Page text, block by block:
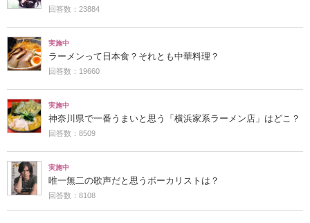
回答数：23884
実施中
ラーメンって日本食？それとも中華料理？
回答数：19660
実施中
神奈川県で一番うまいと思う「横浜家系ラーメン店」はどこ？
回答数：8509
実施中
唯一無二の歌声だと思うボーカリストは？
回答数：8108